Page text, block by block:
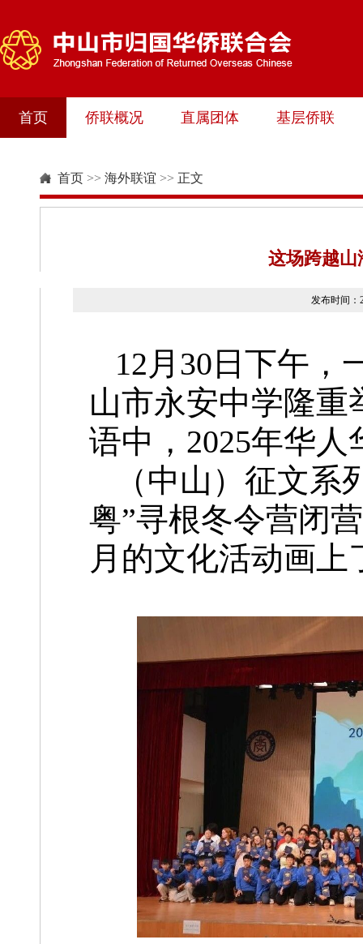
首页 侨联概况 直属团体 基层侨联
首页 >> 海外联谊 >> 正文
这场跨越山
发布时间
12月30日下午，
山市永安中学隆重
语中，2025年华人
（中山）征文系
粤”寻根冬令营闭
月的文化活动画上